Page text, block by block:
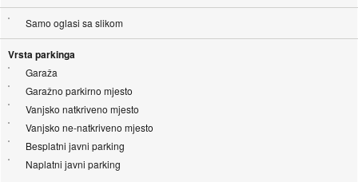
Samo oglasi sa slikom
Vrsta parkinga
Garaža
Garažno parkirno mjesto
Vanjsko natkriveno mjesto
Vanjsko ne-natkriveno mjesto
Besplatni javni parking
Naplatni javni parking